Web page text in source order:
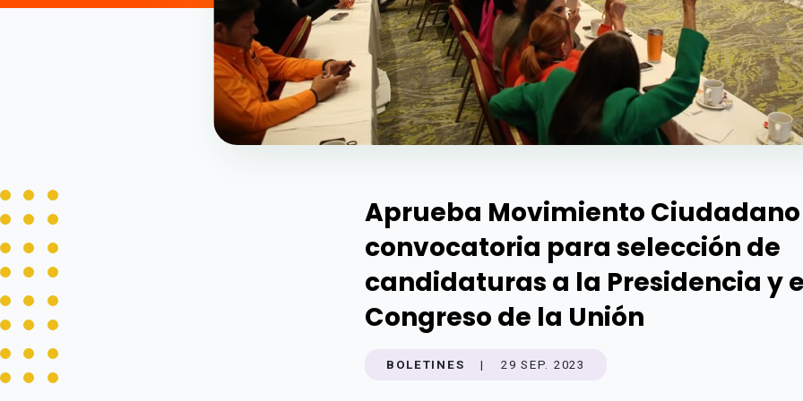
Aprueba Movimiento Ciudadano
convocatoria para selección de
candidaturas a la Presidencia y
Congreso de la Unión
BOLETINES | 29 SEP. 2023